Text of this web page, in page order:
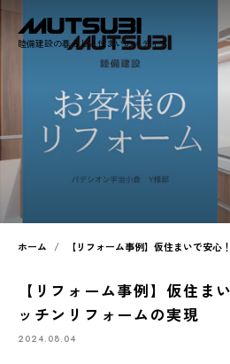
睦備建設の暮らしと住まいのメディア
ホーム 【リフォーム事例】仮住まいで安
【リフォーム事例】仮住ま
ッチンリフォームの実現
2024.08.04